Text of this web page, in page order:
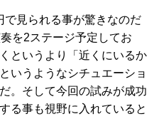
で見られる事が驚きなのだ
を2ステージ予定してお
というより「近くにいるか
いうようなシチュエーショ
。そして今回の試みが成功
る事も視野に入れていると